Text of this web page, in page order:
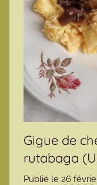
Gigue de
rutabaga
Publié le 26